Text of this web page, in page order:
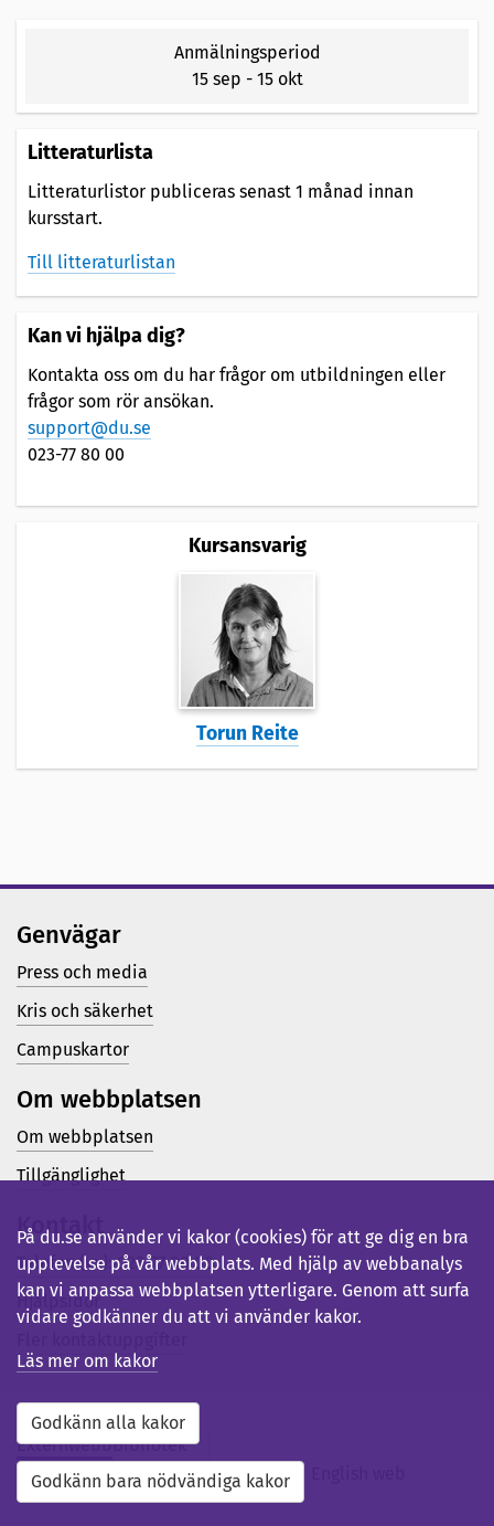
Anmälningsperiod
15 sep - 15 okt
Litteraturlista
Litteraturlistor publiceras senast 1 månad innan
kursstart.
Till litteraturlistan
Kan vi hjälpa dig?
Kontakta oss om du har frågor om utbildningen eller
frågor som rör ansökan.
support@du.se
023-77 80 00
Kursansvarig
Torun Reite
Genvägar
Press och media
Kris och säkerhet
Campuskartor
Om webbplatsen
Om webbplatsen
Tillgänglighet
Kontakt
Telefon (vx): 023-77 80 00
Hjälpsidor
ExternwebbBibliotek
Studentwebb
Medarbetarwebb
På du.se använder vi kakor (cookies) för att ge dig en bra
upplevelse på vår webbplats. Med hjälp av webbanalys
kan vi anpassa webbplatsen ytterligare. Genom att surfa
vidare godkänner du att vi använder kakor.
Läs mer om kakor
Godkänn alla kakor
Godkänn bara nödvändiga kakor